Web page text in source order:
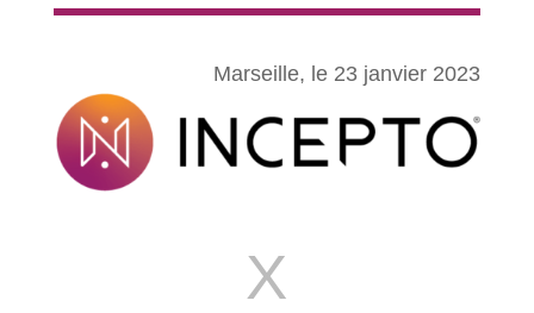
Marseille, le 23 janvier 2023
X